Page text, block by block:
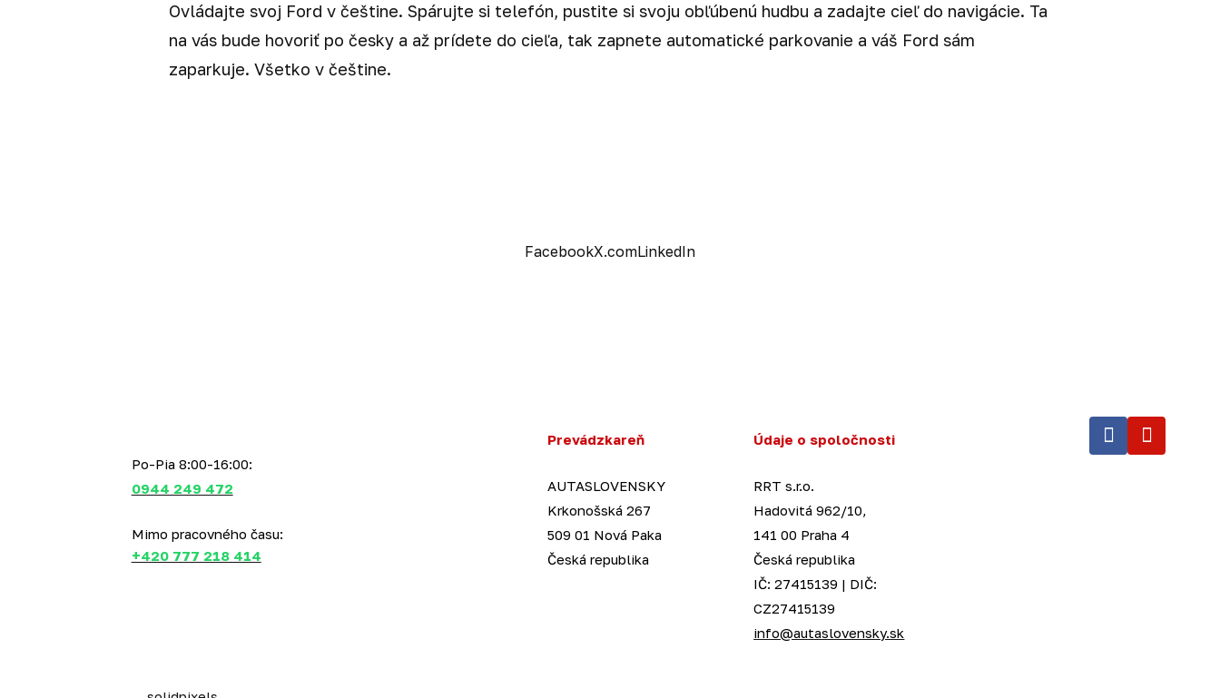
Ovládajte svoj Ford v češtine. Spárujte si telefón, pustite si svoju obľúbenú hudbu a zadajte cieľ do navigácie. Ta
na vás bude hovoriť po česky a až prídete do cieľa, tak zapnete automatické parkovanie a váš Ford sám
zaparkuje. Všetko v češtine.
FacebookX.comLinkedIn
Po-Pia 8:00-16:00:
0944 249 472
Mimo pracovného času:
+420 777 218 414
Prevádzkareň
AUTASLOVENSKY
Krkonošská 267
509 01 Nová Paka
Česká republika
Údaje o spoločnosti
RRT s.r.o.
Hadovitá 962/10,
141 00 Praha 4
Česká republika
IČ: 27415139 | DIČ:
CZ27415139
info@autaslovensky.sk